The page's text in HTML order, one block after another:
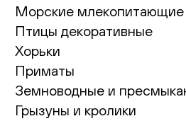
Морские млекопитающие
Птицы декоративные
Хорьки
Приматы
Земноводные и
Грызуны и кролики